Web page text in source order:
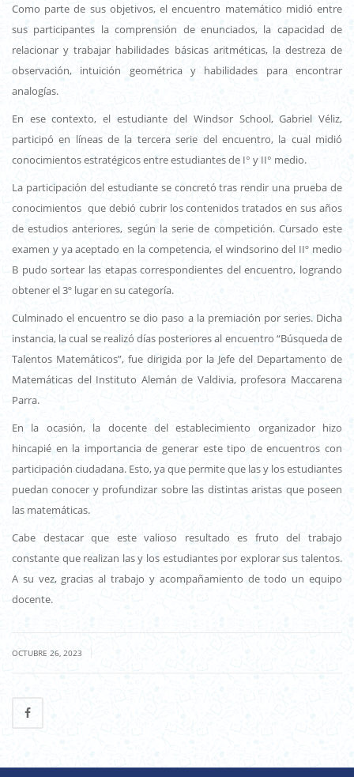
Como parte de sus objetivos, el encuentro matemático midió entre
sus participantes la comprensión de enunciados, la capacidad de
relacionar y trabajar habilidades básicas aritméticas, la destreza de
observación, intuición geométrica y habilidades para encontrar
analogías.
En ese contexto, el estudiante del Windsor School, Gabriel Véliz,
participó en líneas de la tercera serie del encuentro, la cual midió
conocimientos estratégicos entre estudiantes de I° y II° medio.
La participación del estudiante se concretó tras rendir una prueba de
conocimientos que debió cubrir los contenidos tratados en sus años
de estudios anteriores, según la serie de competición. Cursado este
examen y ya aceptado en la competencia, el windsorino del IIº medio
B pudo sortear las etapas correspondientes del encuentro, logrando
obtener el 3º lugar en su categoría.
Culminado el encuentro se dio paso a la premiación por series. Dicha
instancia, la cual se realizó días posteriores al encuentro “Búsqueda de
Talentos Matemáticos”, fue dirigida por la Jefe del Departamento de
Matemáticas del Instituto Alemán de Valdivia, profesora Maccarena
Parra.
En la ocasión, la docente del establecimiento organizador hizo
hincapié en la importancia de generar este tipo de encuentros con
participación ciudadana. Esto, ya que permite que las y los estudiantes
puedan conocer y profundizar sobre las distintas aristas que poseen
las matemáticas.
Cabe destacar que este valioso resultado es fruto del trabajo
constante que realizan las y los estudiantes por explorar sus talentos.
A su vez, gracias al trabajo y acompañamiento de todo un equipo
docente.
OCTUBRE 26, 2023